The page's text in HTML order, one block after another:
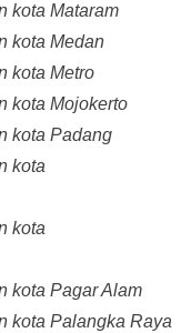
kota Mataram
kota Medan
kota Metro
kota Mojokerto
kota Padang
kota
kota
kota Pagar Alam
kota Palangka Raya